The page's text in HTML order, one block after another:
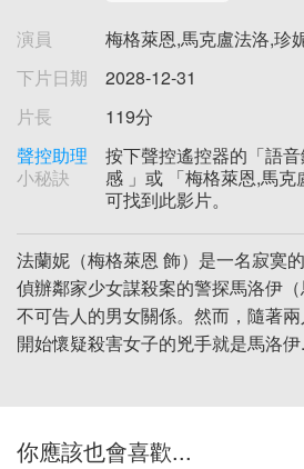
演員
梅格萊恩,馬克盧法洛,珍
下片日期
2028-12-31
片長
119分
聲控助理
小秘訣
按下聲控遙控器的「語
感 」或 「梅格萊恩,馬克
可找到此影片。
法蘭妮（梅格萊恩 飾）是一名寂寞
偵辦鄰家少女謀殺案的警探馬洛伊
不可告人的男女關係。然而，隨著
開始懷疑殺害女子的兇手就是馬洛伊
你應該也會喜歡...